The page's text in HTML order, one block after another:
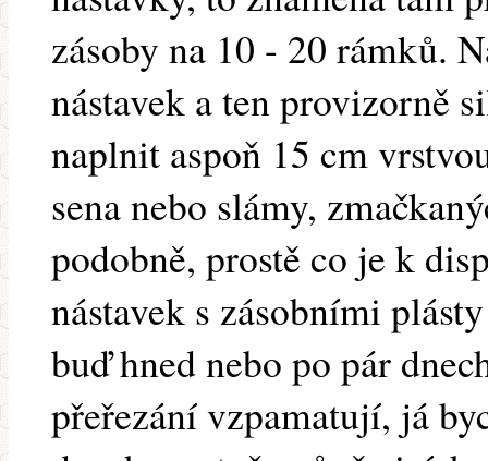
zásoby na 10 - 20 rámků.
nástavek a ten provizorně
naplnit aspoň 15 cm
sena nebo slámy,
podobně, prostě co je k
nástavek s zásobními
buď hned nebo po pár
přeřezání vzpamatují, já